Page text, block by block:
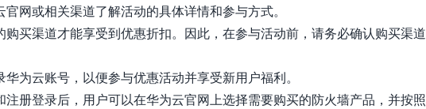
网或相关渠道了解活动的具体详情和参与方式。
购买渠道才能享受到优惠折扣。因此，在参与活动前，请务必确认购买渠道
华为云账号，以便参与优惠活动并享受新用户福利。
注册登录后，用户可以在华为云官网上选择需要购买的防火墙产品，并按照